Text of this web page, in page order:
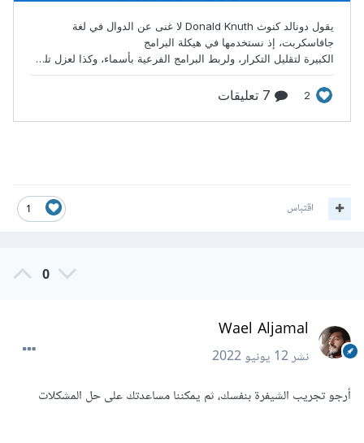
1 اقتباس
0
Wael Aljamal
نشر12 يونيو 2022
أرجو تجريب الشيفرة بنفسك، ثم يمكننا مساعدتك على حل المشكلات